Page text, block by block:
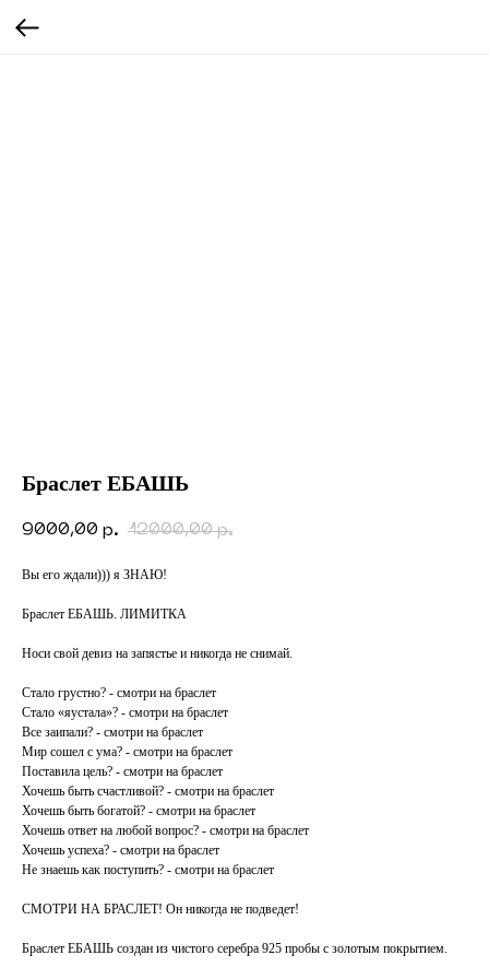
Браслет ЕБАШЬ
9000,00 р. 12000,00 р.
Вы его ждали))) я ЗНАЮ!
Браслет ЕБАШЬ. ЛИМИТКА
Носи свой девиз на запястье и никогда не снимай.
Стало грустно? - смотри на браслет
Стало «яустала»? - смотри на браслет
Все заипали? - смотри на браслет
Мир сошел с ума? - смотри на браслет
Поставила цель? - смотри на браслет
Хочешь быть счастливой? - смотри на браслет
Хочешь быть богатой? - смотри на браслет
Хочешь ответ на любой вопрос? - смотри на браслет
Хочешь успеха? - смотри на браслет
Не знаешь как поступить? - смотри на браслет
СМОТРИ НА БРАСЛЕТ! Он никогда не подведет!
Браслет ЕБАШЬ создан из чистого серебра 925 пробы с золотым покрытием.